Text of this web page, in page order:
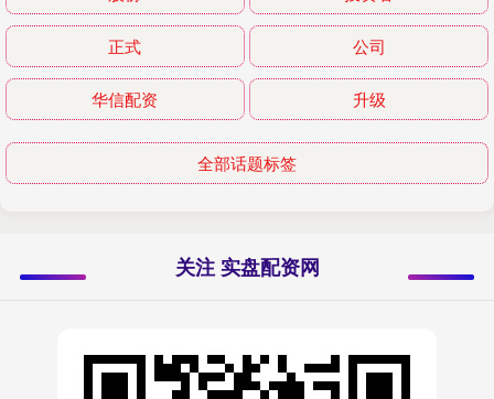
正式 公司
华信配资 升级
全部话题标签
关注 实盘配资网